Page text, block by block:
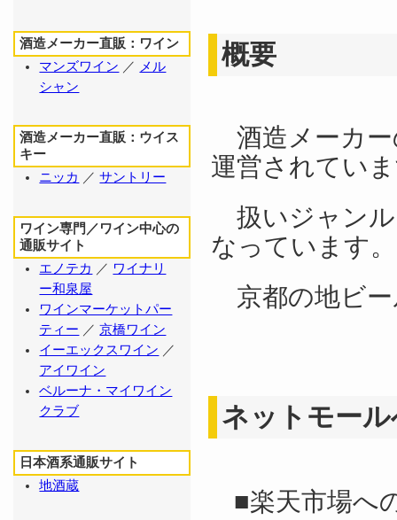
概要
酒造メーカー
運営されてい
扱いジャンル
なっています。
京都の地ビー
ネットモー
■楽天市場
酒造メーカー直販：ワイン
マンズワイン ／
メル
シャン
酒造メーカー直販：ウイス
キー
ニッカ ／サントリー
ワイン専門／ワイン中心の
通販サイト
エノテカ ／ ワイナリ
ー和泉屋
ワインマーケットパー
ティー ／京橋ワイン
イーエックスワイン ／
アイワイン
ベルーナ・マイワイン
クラブ
日本酒系通販サイト
地酒蔵